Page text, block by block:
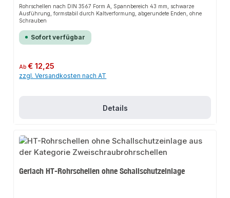
Rohrschellen nach DIN 3567 Form A, Spannbereich 43 mm, schwarze
Ausführung, formstabil durch Kaltverformung, abgerundete Enden, ohne
Schrauben
Sofort verfügbar
Regulärer Preis:
Ab€ 12,25
zzgl. Versandkosten nach AT
Details
Gerlach HT-Rohrschellen ohne Schallschutzeinlage